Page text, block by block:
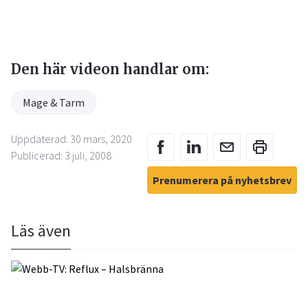
Den här videon handlar om:
Mage & Tarm
Uppdaterad: 30 mars, 2020
Publicerad: 3 juli, 2008
Prenumerera på nyhetsbrev
Läs även